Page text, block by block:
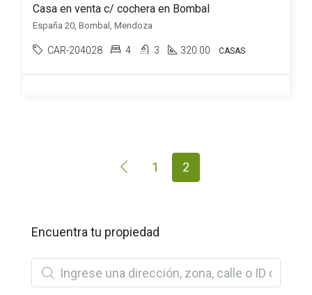
Casa en venta c/ cochera en Bombal
España 20, Bombal, Mendoza
CAR-204028 4 3 320.00 CASAS
1 2
Encuentra tu propiedad